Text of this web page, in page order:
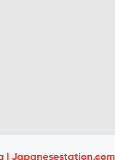
| Japanesestation.com